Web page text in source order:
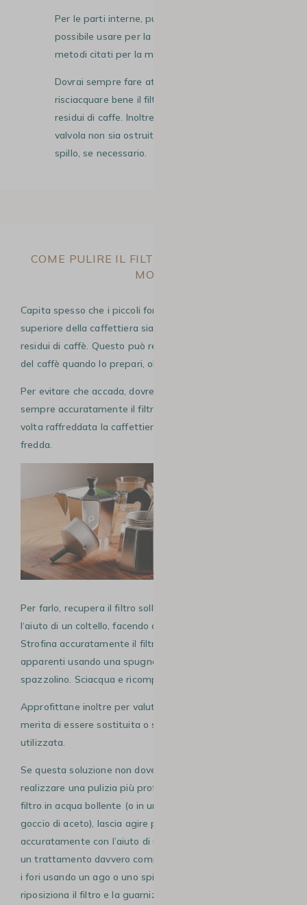
Per le parti interne, purtroppo, non è
possibile usare per la caffettiera elettrica i
metodi citati per la moka classica.
Dovrai sempre fare attenzione a
risciacquare bene il filtro e rimuovere tutti i
residui di caffe. Inoltre verifica che la
valvola non sia ostruita, aiutandoti con uno
spillo, se necessario.
COME PULIRE IL FILTRO OSTRUITO DELLA
MOKA
Capita spesso che i piccoli fori del filtro della parte
superiore della caffettiera siano ostruiti da incrostazioni o
residui di caffè. Questo può rendere difficile la fuoriuscita
del caffè quando lo prepari, oltre ad alterarne il gusto.
Per evitare che accada, dovresti innanzitutto lavare
sempre accuratamente il filtro dopo ogni utilizzo – una
volta raffreddata la caffettiera – sotto un getto di acqua
fredda.
Per farlo, recupera il filtro sollevando la guarnizione con
l‘aiuto di un coltello, facendo attenzione a non rovinarla.
Strofina accuratamente il filtro per eliminare i residui
apparenti usando una spugna per lavare i piatti o uno
spazzolino. Sciacqua e ricomponi il tutto.
Approfittane inoltre per valutare se anche la
merita di essere sostituita o se, invece, può ancora essere
utilizzata.
Se questa soluzione non dovesse bastare, puoi anche
realizzare una pulizia più profonda e accurata. Immergi il
filtro in acqua bollente (o in una soluzione di acqua e un
goccio di aceto), lascia agire per circa un’ora, poi puliscilo
accuratamente con l’aiuto di uno spazzolino. Se vuoi fare
un trattamento davvero completo, puoi anche pulire tutti
i fori usando un ago o uno spillo. Quindi sciacqua e
riposiziona il filtro e la guarnizione – la vecchia o una